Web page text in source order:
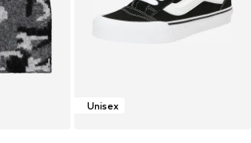
Unisex